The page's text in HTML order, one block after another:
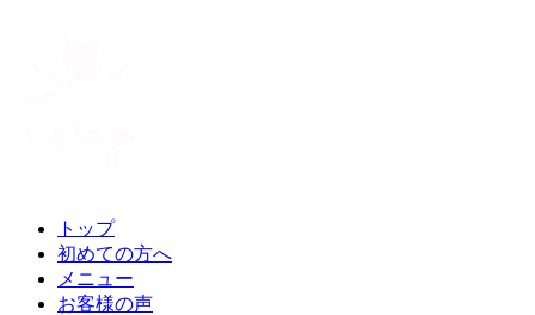
トップ
初めての方へ
メニュー
お客様の声